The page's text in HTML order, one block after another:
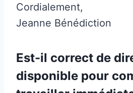
Cordialement,
Jeanne Bénédiction
Est-il correct de
disponible pour